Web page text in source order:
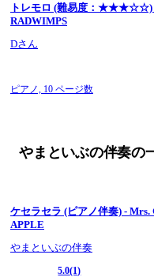
トレモロ (難易度：★★★☆☆) -
RADWIMPS
Dさん
ピアノ, 10 ページ数
やまといぶの伴奏の
ケセラセラ (ピアノ伴奏) - Mrs.
APPLE
やまといぶの伴奏
5.0(1)